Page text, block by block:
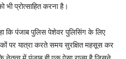
प्रोत्साहित करना है।
कि पंजाब पुलिस पेशेवर पुलिसिंग के लिए
पर यात्रा करते समय सुरक्षित महसूस कर